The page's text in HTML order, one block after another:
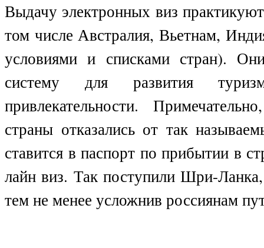
Выдачу электронных виз
том числе Австралия, Вьетнам,
условиями и списками стран).
систему для развития
привлекательности.
страны отказались от так
ставится в паспорт по прибытии в
лайн виз. Так поступили Шри-
тем не менее усложнив россиянам